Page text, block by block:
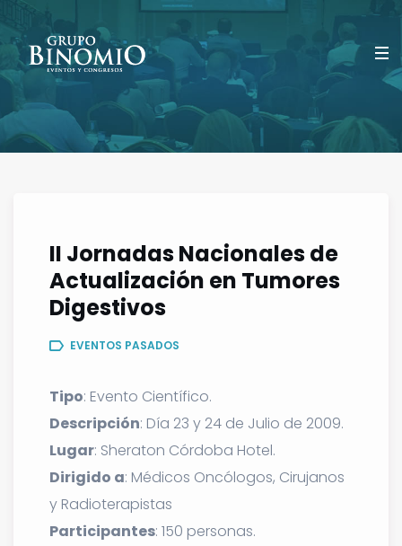
II Jornadas Nacionales de
Actualización en Tumores
Digestivos
EVENTOS PASADOS
Tipo: Evento Científico.
Descripción: Día 23 y 24 de Julio de 2009.
Lugar: Sheraton Córdoba Hotel.
Dirigido a: Médicos Oncólogos, Cirujanos
y Radioterapistas
Participantes: 150 personas.